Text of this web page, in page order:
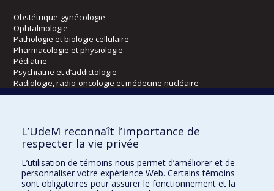
Obstétrique-gynécologie
Ophtalmologie
Pathologie et biologie cellulaire
Pharmacologie et physiologie
Pédiatrie
Psychiatrie et d’addictologie
Radiologie, radio-oncologie et médecine nucléaire
Écoles
Kinésiologie et des sciences de l’activité physique
Orthophonie et audiologie
Réadaptation
L’UdeM reconnaît l’importance de
respecter la vie privée
L’utilisation de témoins nous permet d’améliorer et de
personnaliser votre expérience Web. Certains témoins
sont obligatoires pour assurer le fonctionnement et la